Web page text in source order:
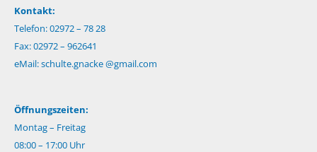
Kontakt:
Telefon: 02972 – 78 28
Fax: 02972 – 962641
eMail:schulte.gnacke @gmail.com
Öffnungszeiten:
Montag – Freitag
08:00 – 17:00 Uhr